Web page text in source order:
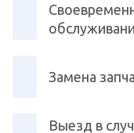
Замена
Выезд в